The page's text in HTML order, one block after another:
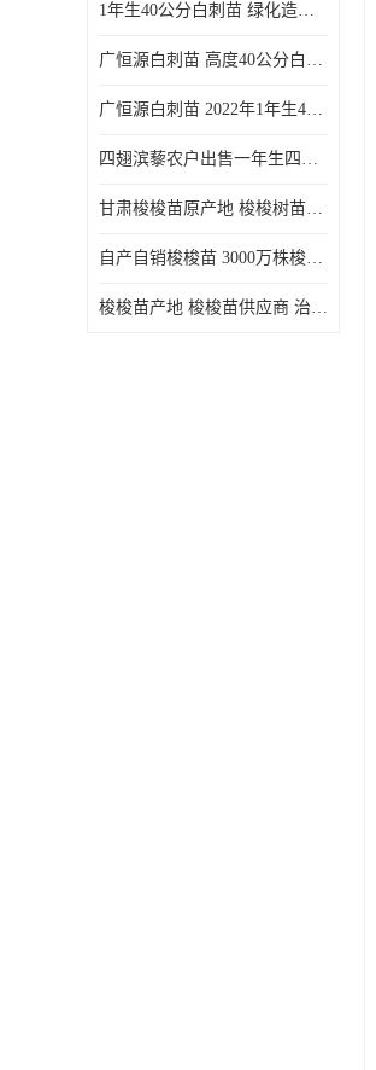
1年生40公分白刺苗 绿化造林白刺树苗
广恒源白刺苗 高度40公分白刺树苗
广恒源白刺苗 2022年1年生40公分白刺树苗
四翅滨藜农户出售一年生四翅滨藜各种规格四翅滨黎产地货源
甘肃梭梭苗原产地 梭梭树苗种植技术 梭梭种苗基地
自产自销梭梭苗 3000万株梭梭种苗供应 办理检疫全国发货
梭梭苗产地 梭梭苗供应商 治沙造林梭梭种苗 自产自销